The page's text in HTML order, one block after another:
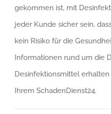
gekommen ist, mit
jeder Kunde sicher sein,
kein Risiko für die
Informationen rund um die
Desinfektionsmittel
Ihrem SchadenDienst24.